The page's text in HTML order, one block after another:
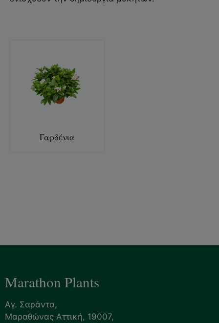
Γαρδένια
Marathon Plants
Αγ. Σαράντα,
Μαραθώνας Αττική, 19007,